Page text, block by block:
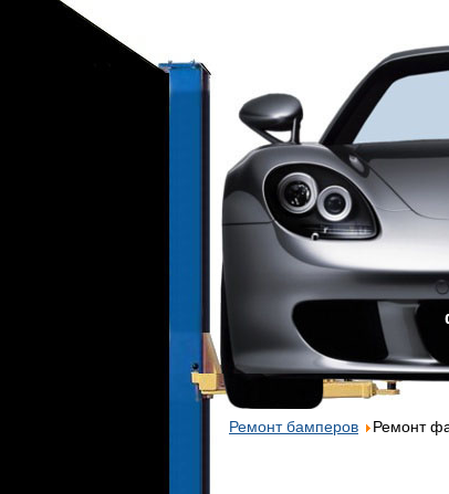
Ремонт бамперов Ремонт